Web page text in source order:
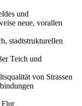
und
neue, vorallen
stadtstrukturellen
Teich und
von Strassen
Flut